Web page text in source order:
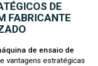
DE
FABRICANTE
de ensaio de
vantagens estratégicas